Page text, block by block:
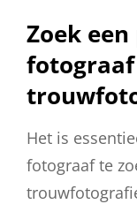
Zoek
Het is
fotograaf te